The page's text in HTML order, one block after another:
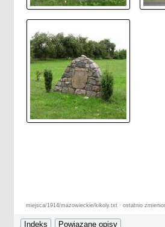
miejsca/1914/mazowieckie/kikoly.txt · ostatnio